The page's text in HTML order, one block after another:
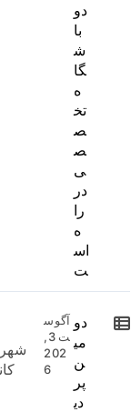
دو
با
ش
گا
ه
تخ
ص
ص
ی
در
را
ه
اس
ت
دو
می
ن
پر
دی
آگوس
ت 3,
202
6